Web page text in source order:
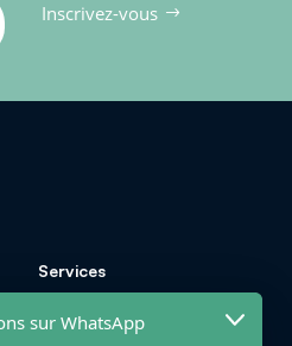
Inscrivez-vous
Services
Foire aux Questions
Les options de paiement
sur WhatsApp